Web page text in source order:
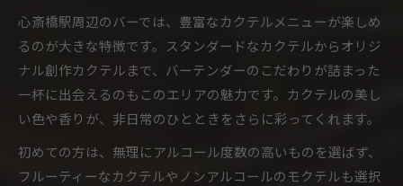
心斎橋駅周辺のバーでは、豊富なカクテルメニューが楽しめ
るのが大きな特徴です。スタンダードなカクテルからオリジ
ナル創作カクテルまで、バーテンダーのこだわりが詰まった
一杯に出会えるのもこのエリアの魅力です。カクテルの美し
い色や香りが、非日常のひとときをさらに彩ってくれます。
初めての方は、無理にアルコール度数の高いものを選ばず、
フルーティーなカクテルやノンアルコールのモクテルも選択